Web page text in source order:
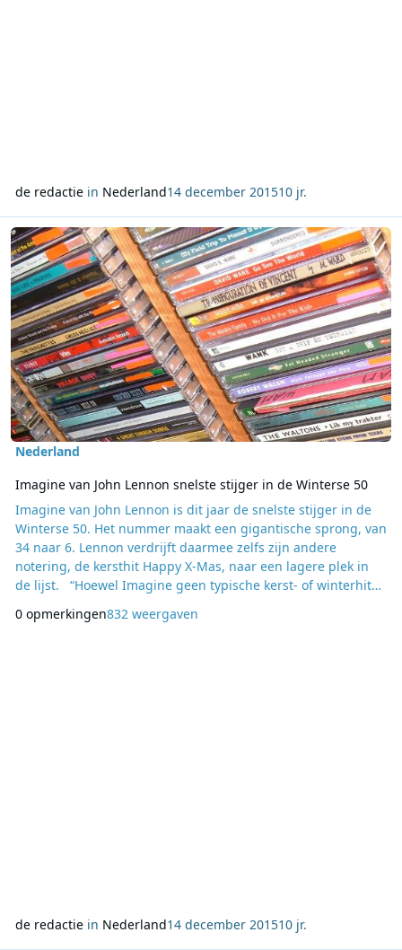
de redactiein Nederland14 december 201510 jr.
Lees meer over Imagine van John Lennon snelste stijger in de
Nederland
Imagine van John Lennon snelste stijger in de Winterse 50
Imagine van John Lennon is dit jaar de snelste stijger in de
Winterse 50. Het nummer maakt een gigantische sprong, van
34 naar 6. Lennon verdrijft daarmee zelfs zijn andere
notering, de kersthit Happy X-Mas, naar een lagere plek in
de lijst. “Hoewel Imagine geen typische kerst- of winterhit
gestemd voor de Winterse 50”, vertelt Martijn de Lange,
0 opmerkingen832 weergaven
de redactiein Nederland14 december 201510 jr.